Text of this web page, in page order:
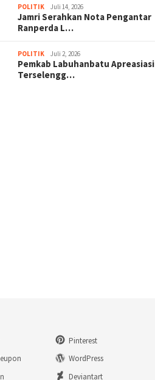
POLITIK Juli 14, 2026
Jamri Serahkan Nota Pengantar
Ranperda L…
POLITIK Juli 2, 2026
Pemkab Labuhanbatu Apreasiasi
Terselengg…
Pinterest
WordPress
Deviantart